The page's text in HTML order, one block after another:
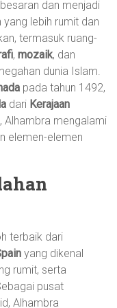
dan menjadi
lebih rumit dan
termasuk ruang-
,mozaik, dan
dunia Islam.
pada tahun 1492,
dari Kerajaan
Alhambra mengalami
elemen-elemen
terbaik dari
yang dikenal
rumit, serta
pusat
Alhambra